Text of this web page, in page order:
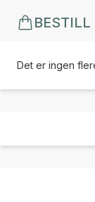
BESTILL
Det er ingen